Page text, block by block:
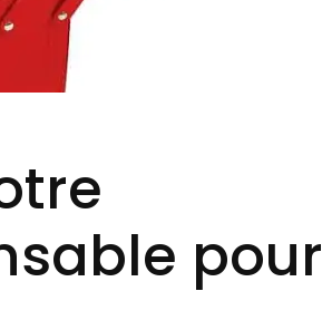
pour